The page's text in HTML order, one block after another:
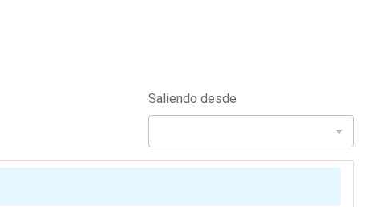
Saliendo desde